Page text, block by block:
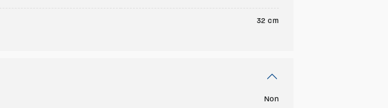
32 cm
Non